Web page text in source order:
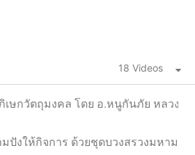
18 Videos
เษกวัตถุมงคล โดย อ.หนูกันภัย หลวง
มปังให้กิจการ ด้วยชุดบวงสรวงมหามงค